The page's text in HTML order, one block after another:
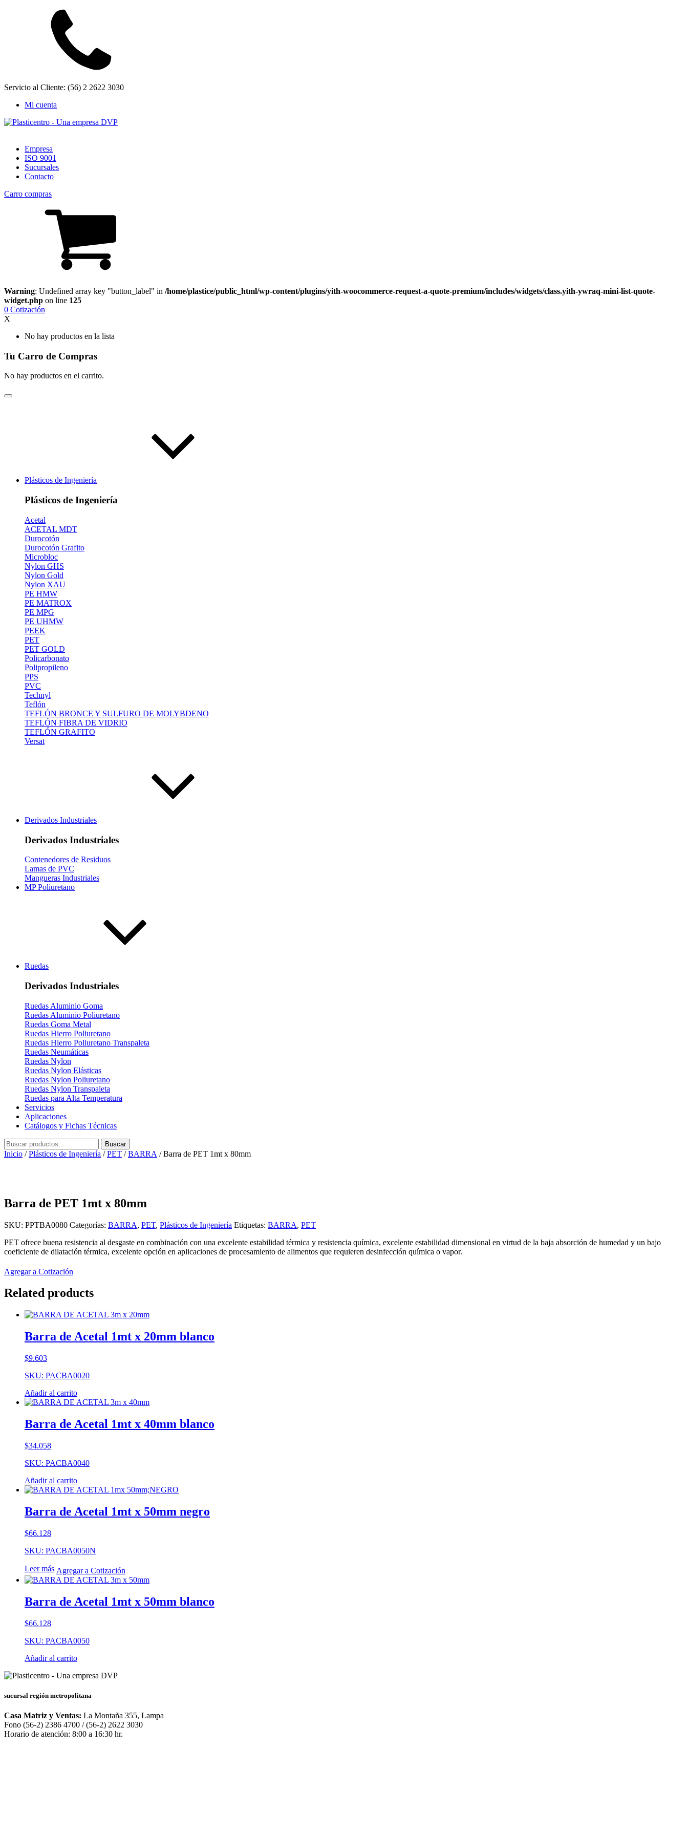
Servicio al Cliente: (56) 2 2622 3030
Mi cuenta
Empresa
ISO 9001
Sucursales
Contacto
Carro compras
Warning: Undefined array key "button_label" in /home/plastice/public_html/wp-content/plugins/yith-woocommerce-request-a-quote-premium/includes/widgets/class.yith-ywraq-mini-list-quote-
widget.php on line 125
0 Cotización
X
No hay productos en la lista
Tu Carro de Compras
No hay productos en el carrito.
Plásticos de Ingeniería
Plásticos de Ingeniería
Acetal
ACETAL MDT
Durocotón
Durocotón Grafito
Microbloc
Nylon GHS
Nylon Gold
Nylon XAU
PE HMW
PE MATROX
PE MPG
PE UHMW
PEEK
PET
PET GOLD
Policarbonato
Polipropileno
PPS
PVC
Technyl
Teflón
TEFLÓN BRONCE Y SULFURO DE MOLYBDENO
TEFLÓN FIBRA DE VIDRIO
TEFLÓN GRAFITO
Versat
Derivados Industriales
Derivados Industriales
Contenedores de Residuos
Lamas de PVC
Mangueras Industriales
MP Poliuretano
Ruedas
Derivados Industriales
Ruedas Aluminio Goma
Ruedas Aluminio Poliuretano
Ruedas Goma Metal
Ruedas Hierro Poliuretano
Ruedas Hierro Poliuretano Transpaleta
Ruedas Neumáticas
Ruedas Nylon
Ruedas Nylon Elásticas
Ruedas Nylon Poliuretano
Ruedas Nylon Transpaleta
Ruedas para Alta Temperatura
Servicios
Aplicaciones
Catálogos y Fichas Técnicas
Buscar
por:
Buscar
Inicio /Plásticos de Ingeniería /PET /BARRA / Barra de PET 1mt x 80mm
Barra de PET 1mt x 80mm
SKU: PPTBA0080 Categorías: BARRA, PET, Plásticos de Ingeniería Etiquetas: BARRA, PET
PET ofrece buena resistencia al desgaste en combinación con una excelente estabilidad térmica y resistencia química, excelente estabilidad dimensional en virtud de la baja absorción de humedad y un bajo
coeficiente de dilatación térmica, excelente opción en aplicaciones de procesamiento de alimentos que requieren desinfección química o vapor.
Agregar a Cotización
Related products
Barra de Acetal 1mt x 20mm blanco
$9.603
SKU: PACBA0020
Añadir al carrito
Barra de Acetal 1mt x 40mm blanco
$34.058
SKU: PACBA0040
Añadir al carrito
Barra de Acetal 1mt x 50mm negro
$66.128
SKU: PACBA0050N
Leer más Agregar a Cotización
Barra de Acetal 1mt x 50mm blanco
$66.128
SKU: PACBA0050
Añadir al carrito
sucursal región metropolitana
Casa Matriz y Ventas: La Montaña 355, Lampa
Fono (56-2) 2386 4700 / (56-2) 2622 3030
Horario de atención: 8:00 a 16:30 hr.